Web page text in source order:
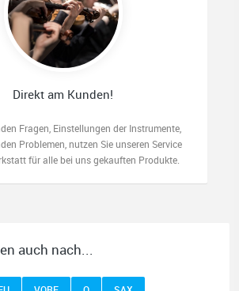
Direkt am Kunden!
Fragen, Einstellungen der Instrumente,
Problemen, nutzen Sie unseren Service
für alle bei uns gekauften Produkte.
auch nach...